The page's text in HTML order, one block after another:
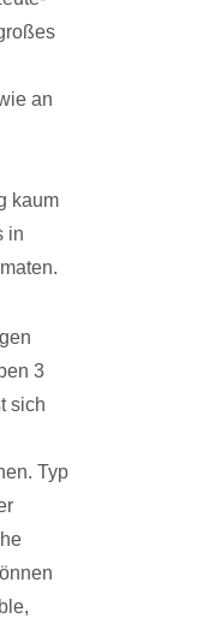
an
kaum
in
3
sich
Typ